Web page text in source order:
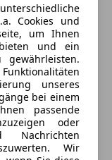
Cookies und
um Ihnen
und ein
gewährleisten.
unseres
bei einem
passende
oder
Nachrichten
Wir